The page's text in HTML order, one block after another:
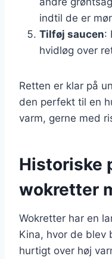
indtil de er
Tilføj saucen:
hvidløg over
Retten er klar på
den perfekt til en
varm, gerne med
Historiske
wokretter
Wokretter har en
Kina, hvor de blev
hurtigt over høj